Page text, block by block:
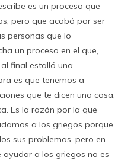
es un proceso que
pero que acabó por ser
personas que lo
un proceso en el que,
final estalló una
es que tenemos a
que te dicen una cosa,
Es la razón por la que
a los griegos porque
sus problemas, pero en
a los griegos no es